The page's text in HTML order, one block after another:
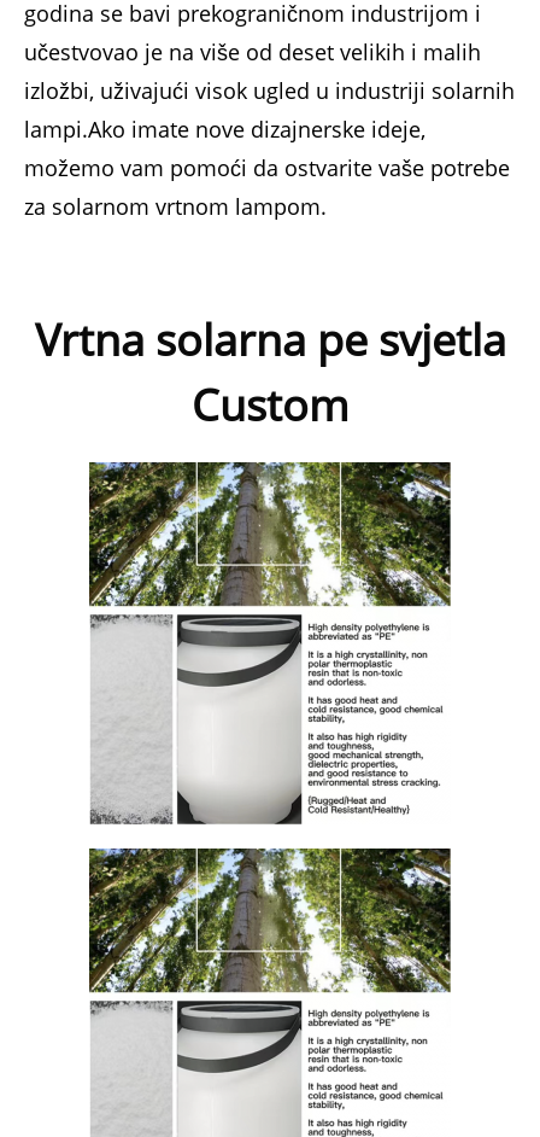
godina se bavi prekograničnom industrijom i
učestvovao je na više od deset velikih i malih
izložbi, uživajući visok ugled u industriji solarnih
lampi.Ako imate nove dizajnerske ideje,
možemo vam pomoći da ostvarite vaše potrebe
za solarnom vrtnom lampom.
Vrtna solarna pe svjetla
Custom